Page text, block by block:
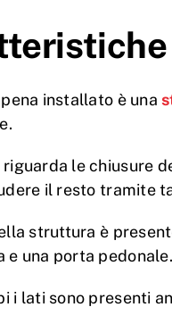
installato è una
riguarda le chiusure
il resto tramite
struttura è
e una porta pedonale.
i lati sono presenti